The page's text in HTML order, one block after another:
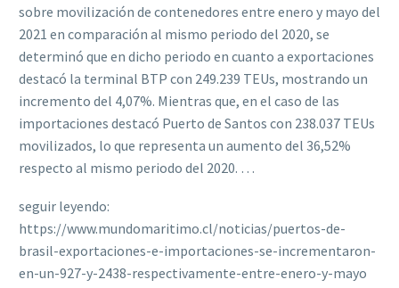
sobre movilización de contenedores entre enero y mayo del
2021 en comparación al mismo periodo del 2020, se
determinó que en dicho periodo en cuanto a exportaciones
destacó la terminal BTP con 249.239 TEUs, mostrando un
incremento del 4,07%. Mientras que, en el caso de las
importaciones destacó Puerto de Santos con 238.037 TEUs
movilizados, lo que representa un aumento del 36,52%
respecto al mismo periodo del 2020. …
seguir leyendo:
https://www.mundomaritimo.cl/noticias/puertos-de-
brasil-exportaciones-e-importaciones-se-incrementaron-
en-un-927-y-2438-respectivamente-entre-enero-y-mayo